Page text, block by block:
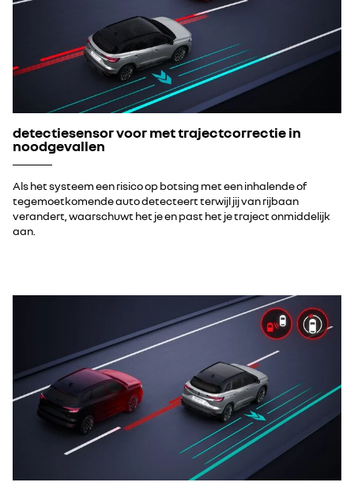
detectiesensor voor met trajectcorrectie in
noodgevallen
Als het systeem een risico op botsing met een inhalende of
tegemoetkomende auto detecteert terwijl jij van rijbaan
verandert, waarschuwt het je en past het je traject onmiddelijk
aan.